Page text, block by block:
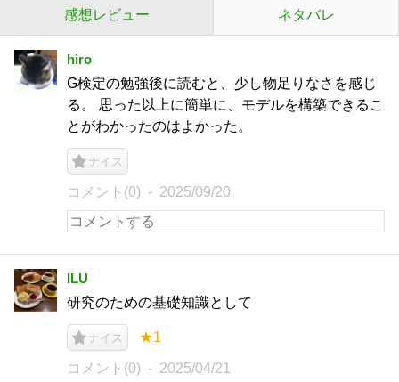
感想レビュー ネタバレ
hiro
G検定の勉強後に読むと、少し物足りなさを感じ
る。 思った以上に簡単に、モデルを構築できるこ
とがわかったのはよかった。
ナイス
コメント(0) 2025/09/20
ILU
研究のための基礎知識として
ナイス ★1
コメント(0) 2025/04/21